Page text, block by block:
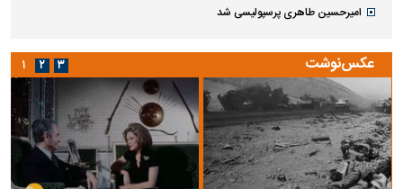
امیرحسین طاهری پرسپولیسی شد
عکس‌نوشت ۱ ۲ ۳